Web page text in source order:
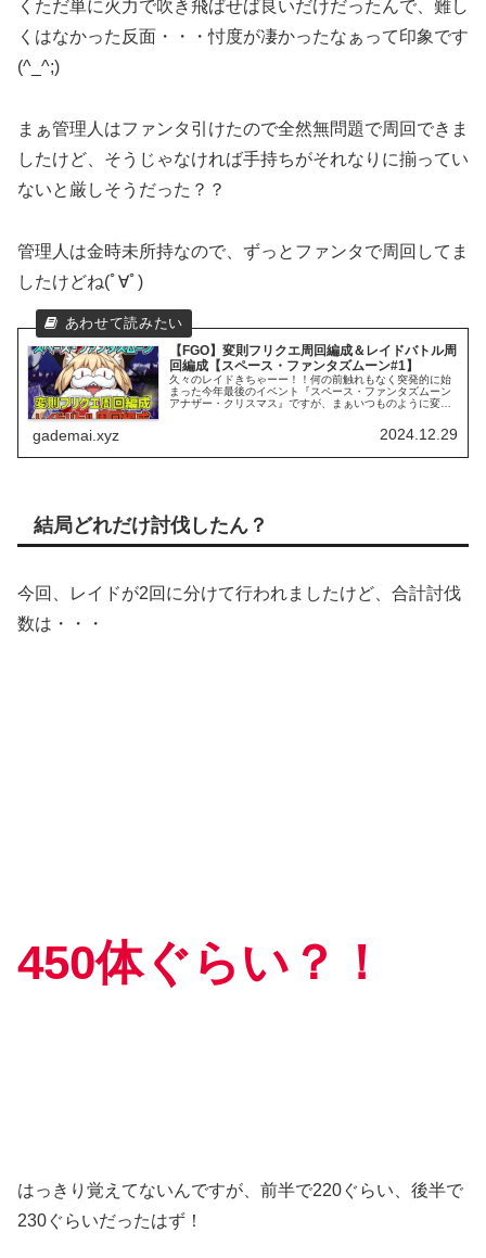
くただ単に火力で吹き飛ばせば良いだけだったんで、難し
くはなかった反面・・・忖度が凄かったなぁって印象です
(^_^;)
まぁ管理人はファンタ引けたので全然無問題で周回できま
したけど、そうじゃなければ手持ちがそれなりに揃ってい
ないと厳しそうだった？？
管理人は金時未所持なので、ずっとファンタで周回してま
したけどね(ﾟ∀ﾟ)
【FGO】変則フリクエ周回編成＆レイドバトル周
回編成【スペース・ファンタズムーン#1】
久々のレイドきちゃーー！！何の前触れもなく突発的に始
まった今年最後のイベント『スペース・ファンタズムーン
アナザー・クリスマス』ですが、まぁいつものように変則
gademai.xyz 2024.12.29
結局どれだけ討伐したん？
今回、レイドが2回に分けて行われましたけど、合計討伐
数は・・・
450体ぐらい？！
はっきり覚えてないんですが、前半で220ぐらい、後半で
230ぐらいだったはず！